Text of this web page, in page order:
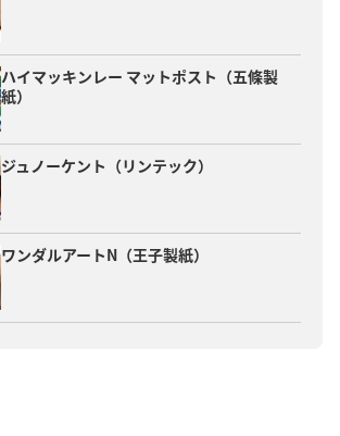
ハイマッキンレー マットポスト（五條製
紙）
ジュノーケント（リンテック）
ワンダルアートN（王子製紙）